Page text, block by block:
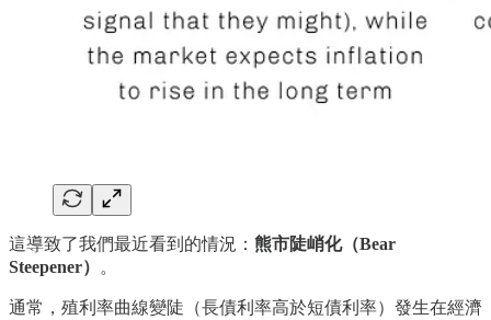
這導致了我們最近看到的情況： 熊市陡峭化（Bear
Steepener）
。
通常，殖利率曲線變陡（長債利率高於短債利率）發生在經濟